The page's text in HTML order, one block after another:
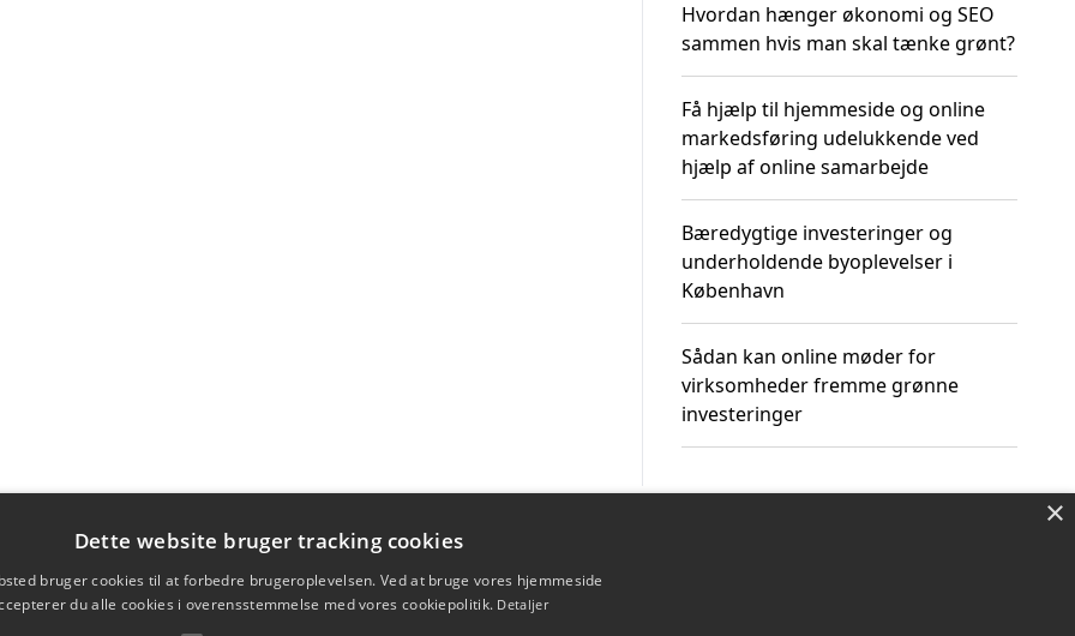
Hvordan hænger økonomi og SEO
sammen hvis man skal tænke grønt?
Få hjælp til hjemmeside og online
markedsføring udelukkende ved
hjælp af online samarbejde
Bæredygtige investeringer og
underholdende byoplevelser i
København
Sådan kan online møder for
virksomheder fremme grønne
investeringer
×
Dette website bruger tracking cookies
bruger cookies til at forbedre brugeroplevelsen. Ved at bruge vores hjemmeside
du alle cookies i overensstemmelse med vores cookiepolitik. Detaljer